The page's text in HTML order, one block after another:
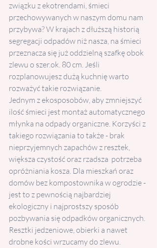
związku z ekotrendami, śmieci
przechowywanych w naszym domu nam
przybywa? W krajach z dłuższą historią
segregacji odpadów niż nasza, na śmieci
przeznacza się już oddzielną szafkę obok
zlewu o szer.ok. 80 cm. Jeśli
rozplanowujesz dużą kuchnię warto
rozważyć takie rozwiązanie.
Jednym z ekosposobów, aby zmniejszyć
ilość śmieci jest montaż automatycznego
młynka na odpady organiczne. Korzyści z
takiego rozwiązania to także - brak
nieprzyjemnych zapachów z resztek,
większa czystość oraz rzadsza  potrzeba
opróżniania kosza. Dla mieszkań oraz
domów bez kompostownika w ogrodzie -
jest to z pewnością najbardziej
ekologiczny i najprostszy sposób
pozbywania się odpadków organicznych.
Resztki jedzeniowe, obierki a nawet
drobne kości wrzucamy do zlewu.